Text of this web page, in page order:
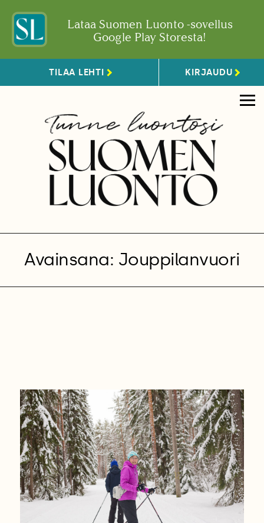
Lataa Suomen Luonto -sovellus
Google Play Storesta!
TILAA LEHTI KIRJAUDU
Avainsana: Jouppilanvuori